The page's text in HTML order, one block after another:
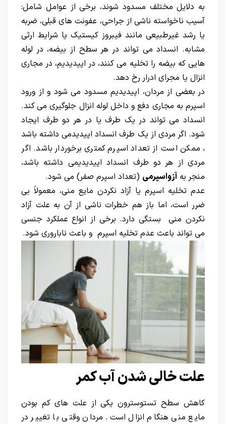
به دلایل مختلف مسدود شوند، برخی از عوامل شامل:
آسیب ناخواسته ناشی از جراحی، عفونت های قبلی، ضربه
یا رشد غیرطبیعی مانند فیبروز کیستیک یا شرایط ارثی
مشابه. انسداد می تواند در هر سطح از بیضه، در لوله
هایی که بیضه را تخلیه می کنند، در اپیدیدیم، در مجاری
انزال یا مجرای ادرار رخ دهد.
در بعضی از مردان، اپیدیدیم مسدود می شود و از ورود
اسپرم به مجاری دفع و داخل لوله انزال جلوگیری می کند.
انسداد می تواند در یک طرف یا در هر دو طرف ایجاد
شود. اگر مردی از یک طرف انسداد اپیدیدمی داشته باشد
، ممکن است از تعداد اسپرم کمتری برخوردار باشد. اگر
مردی از هر دو طرف انسداد اپیدیدیمی داشته باشد،
منجر به آزواسپرمی (تعداد اسپرم صفر) می شود.
عدم تخلیه اسپرم یا آزاد نکردن مایع منی، معمولاً بی
ضرر است، اما باز هم خطرات ناشی از آن به علت آزاد
نکردن منی بستگی دارد. برخی از انواع عملکرد جنسی
می تواند باعث عدم تخلیه اسپرم و باعث ناباروری شود.
علت خالی شدن آب کمر
کاهش سطح تستوسترون یکی از علت های کم بودن
مایع منی هنگام انزال است. مردان وقتی با تغییر در